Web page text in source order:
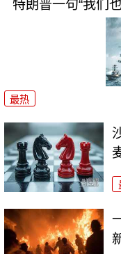
特朗普一句“我们
最热